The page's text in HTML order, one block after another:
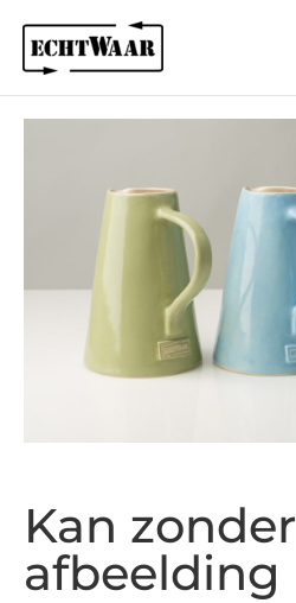
Kan zonder
afbeelding